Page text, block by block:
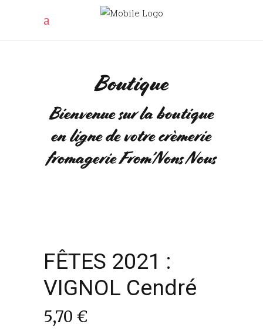
Boutique
Bienvenue sur la boutique
en ligne de votre crèmerie
fromagerie From’Nons Nous
FÊTES 2021 :
VIGNOL Cendré
5,70 €